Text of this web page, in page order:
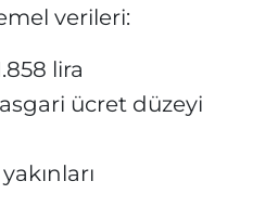
verileri:
lira
ücret düzeyi